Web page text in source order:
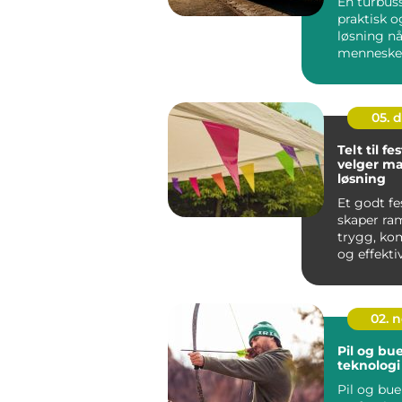
praktisk
løsning
05.
Telt til
velger
løsning
Et godt
skaper
trygg,
og
02.
Pil og
Pil og